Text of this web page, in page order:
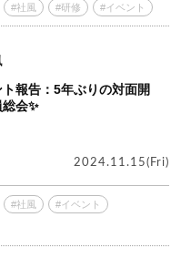
#社風 #研修 #イベント
報告：5年ぶりの対面開
会✨
2024.11.15(Fri)
#社風 #イベント